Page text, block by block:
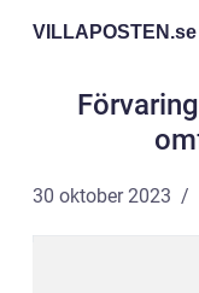
VILLAPOSTEN.se
30 oktober 2023